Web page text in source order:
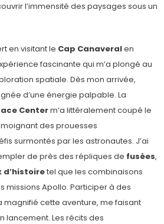
l’immensité des paysages sous un
en visitant le Cap Canaveralen
fascinante qui m’a plongé au
spatiale. Dès mon arrivée,
d’une énergie palpable. La
Centerm’a littéralement coupé le
des prouesses
surmontés par les astronautes. J’ai
de près des répliques de fusées,
d’histoiretel que les combinaisons
missions Apollo. Participer à des
magnifié cette aventure, me faisant
lancement. Les récits des